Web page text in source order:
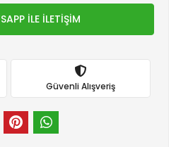
İLE İLETİŞİM
Güvenli Alışveriş